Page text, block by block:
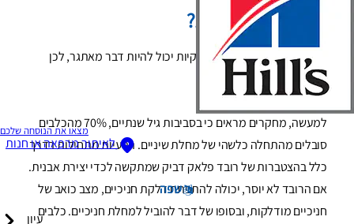
מצאו את הנוסחה שלכם
לאיתור מרפאה או חנות
שפה
עיון
מהי מחלה דנטלית?
לשמור על שיני הכלב שלכם נקיות יכול להיות דבר מאתגר, לכן
בעיות שיניים הן שכיחות.
למעשה, מחקרים מראים כי בסביבות גיל שנתיים, 70% מהכלבים
סובלים מהתחלה כלשהי של מחלת שיניים. הבעיות מתחילות בדרך
כלל בהצטברות של רובד פלאק דביק שמתקשה לכדי יצירת אבנית.
אם הרובד לא יוסר, יכולה להתפתח דלקת חניכיים, מצב כואב של
חניכיים מודלקות, ובסופו של דבר להוביל למחלת חניכיים. כלבים